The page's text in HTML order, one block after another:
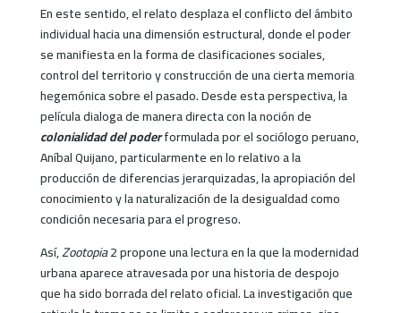
En este sentido, el relato desplaza el conflicto del ámbito
individual hacia una dimensión estructural, donde el poder
se manifiesta en la forma de clasificaciones sociales,
control del territorio y construcción de una cierta memoria
hegemónica sobre el pasado. Desde esta perspectiva, la
película dialoga de manera directa con la noción de
colonialidad del poderformulada por el sociólogo peruano,
Aníbal Quijano, particularmente en lo relativo a la
producción de diferencias jerarquizadas, la apropiación del
conocimiento y la naturalización de la desigualdad como
condición necesaria para el progreso.
Así,Zootopia2 propone una lectura en la que la modernidad
urbana aparece atravesada por una historia de despojo
que ha sido borrada del relato oficial. La investigación que